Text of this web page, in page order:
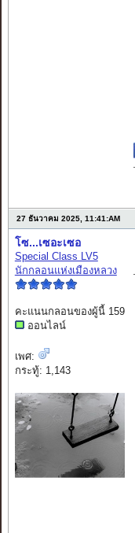
27 ธันวาคม 2025, 11:41:AM
โซ...เซอะเซอ
Special Class LV5
นักกลอนแห่งเมืองหลวง
คะแนนกลอนของผู้นี้ 159
ออนไลน์
เพศ:
กระทู้: 1,143